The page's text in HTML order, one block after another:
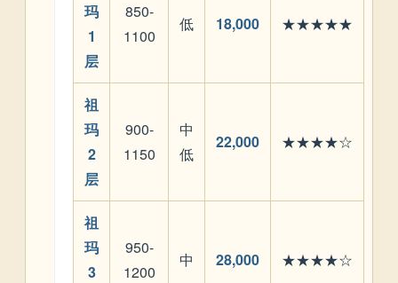
玛
1
层
850-
1100
低 18,000 ★★★★★
祖
玛
2
层
900-
1150
中
低
22,000 ★★★★☆
祖
玛
3
950-
1200
中 28,000 ★★★★☆